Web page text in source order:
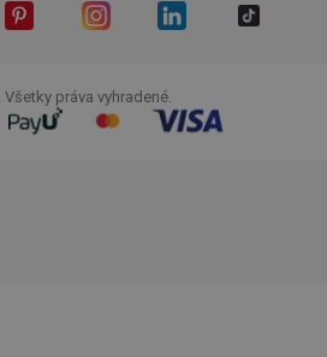
práva vyhradené.